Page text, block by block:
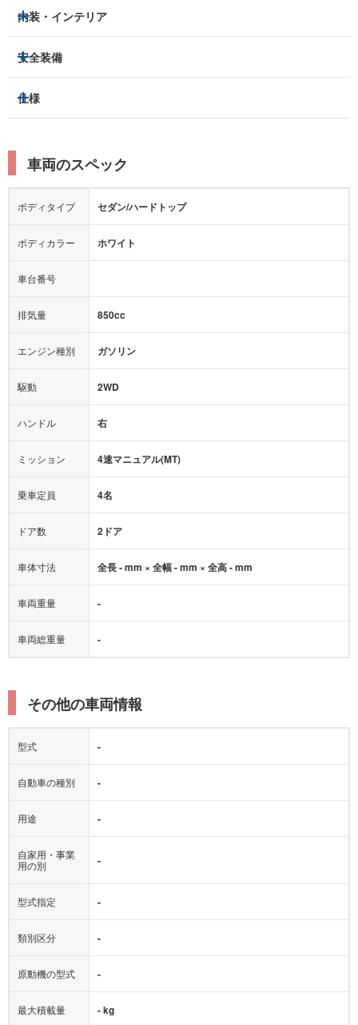
ヘッドライト
アルミホイール：-
サンルーフ/ガラスルーフ
ルーフレール
エアロパーツ
ローダウン
内装・インテリア
3列シート
ベンチシート
パワーシート
シートヒーター
カーナビ：-
ミュージックプレイヤー接続可
後席モニター
安全装備
トラクションコントロール
レーンキープアシスト
横滑り防止装置
衝突被害軽減プレーキ
カメラ：-
エアバッグ：
衝撃緩和ヘッドレスト
サポカー
アクセル踏み間違い（誤発進）防止装置
アダプティブクルーズコントロール
ヒルディセントコントロール
オートマチックハイビーム
仕様
車両のスペック
ボディタイプ セダン/ハードトップ
ボディカラー ホワイト
車台番号
排気量 850cc
エンジン種別 ガソリン
駆動 2WD
ハンドル 右
ミッション 4速マニュアル(MT)
乗車定員 4名
ドア数 2ドア
車体寸法 全長 - mm × 全幅 - mm × 全高 - mm
車両重量 -
車両総重量 -
その他の車両情報
型式 -
自動車の種別 -
用途 -
自家用・事業
用の別
-
型式指定 -
類別区分 -
原動機の型式 -
最大積載量 - kg